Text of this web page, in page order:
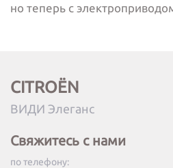
но теперь с
CITROËN
ВИДИ Элеганс
Свяжитесь с нами
по телефону: